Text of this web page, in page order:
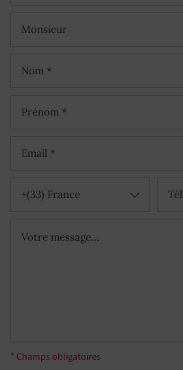
Monsieur
+(33) France
* Champs obligatoires